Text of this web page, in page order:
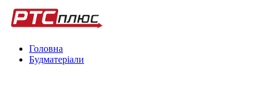
Головна
Будматеріали